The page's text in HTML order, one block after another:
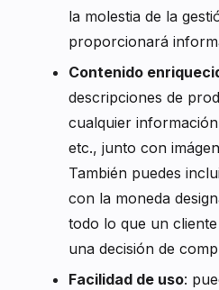
la molestia de la
proporcionará
Contenido
descripciones de
cualquier
etc., junto con
También puedes
con la moneda
todo lo que un
una decisión de
Facilidad de uso: